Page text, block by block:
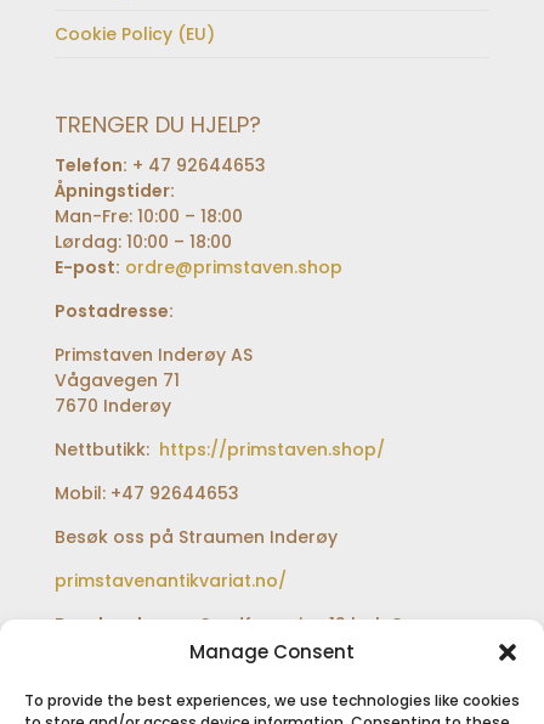
Manage Consent
To provide the best experiences, we use technologies like cookies
Cookie Policy (EU)
TRENGER DU HJELP?
Telefon: + 47 92644653
Åpningstider:
Man-Fre: 10:00 – 18:00
Lørdag: 10:00 – 18:00
E-post: ordre@primstaven.shop
Postadresse:
Primstaven Inderøy AS
Vågavegen 71
7670 Inderøy
Nettbutikk: https://primstaven.shop/
Mobil: +47 92644653
Besøk oss på Straumen Inderøy
primstavenantikvariat.no/
Besøksadresse:Sundfærveien 12 bak Coop
extra og Shell bensinstasjon